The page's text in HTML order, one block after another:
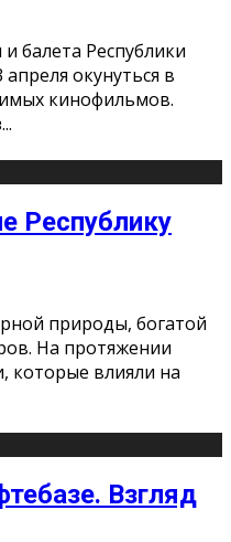
балета Республики
окунуться в
кинофильмов.
...
Республику
природы, богатой
На протяжении
которые влияли на
Взгляд